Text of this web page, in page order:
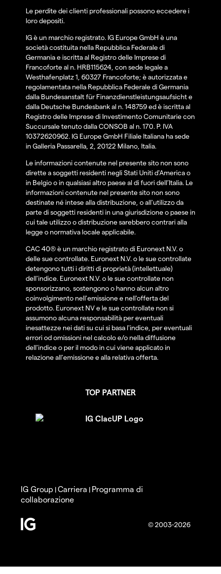
Le perdite dei clienti professionali possono eccedere i
loro depositi.
IG è un marchio registrato. IG Europe GmbH è una
società costituita nella Repubblica Federale di
Germania e iscritta al Registro delle Imprese di
Francoforte al n. HRB115624, con sede legale a
Westhafenplatz 1, 60327 Francoforte; è autorizzata e
regolamentata nella Repubblica Federale di Germania
dalla Bundesanstalt für Finanzdienstleistungsaufsicht e
dalla Deutsche Bundesbank al n. 148759 ed è iscritta al
Registro delle Imprese di Investimento Comunitarie con
Succursale tenuto dalla CONSOB al n. 170. P. IVA
10372620962. IG Europe GmbH Filiale Italiana ha sede
in Galleria Passarella, 2, 20122 Milano, Italia.
Le informazioni contenute nel presente sito non sono
dirette a soggetti residenti negli Stati Uniti d'America o
in Belgio o in qualsiasi altro paese al di fuori dell’Italia. Le
informazioni contenute nel presente sito non sono
destinate né intese alla distribuzione, o all'utilizzo da
parte di soggetti residenti in una giurisdizione o paese in
cui tale utilizzo o distribuzione sarebbero contrari alla
legge o normativa locale applicabile.
CAC 40® è un marchio registrato di Euronext N.V. o
delle sue controllate. Euronext N.V. o le sue controllate
detengono tutti i diritti di proprietà (intellettuale)
dell'indice. Euronext N.V. o le sue controllate non
sponsorizzano, sostengono o hanno alcun altro
coinvolgimento nell'emissione e nell'offerta del
prodotto. Euronext NV e le sue controllate non si
assumono alcuna responsabilità per eventuali
inesattezze nei dati su cui si basa l'indice, per eventuali
errori od omissioni nel calcolo e/o nella diffusione
dell'indice o per il modo in cui viene applicato in
relazione all'emissione e alla relativa offerta.
TOP PARTNER
© 2003-2026
IG Group |Carriera | Programma di
collaborazione